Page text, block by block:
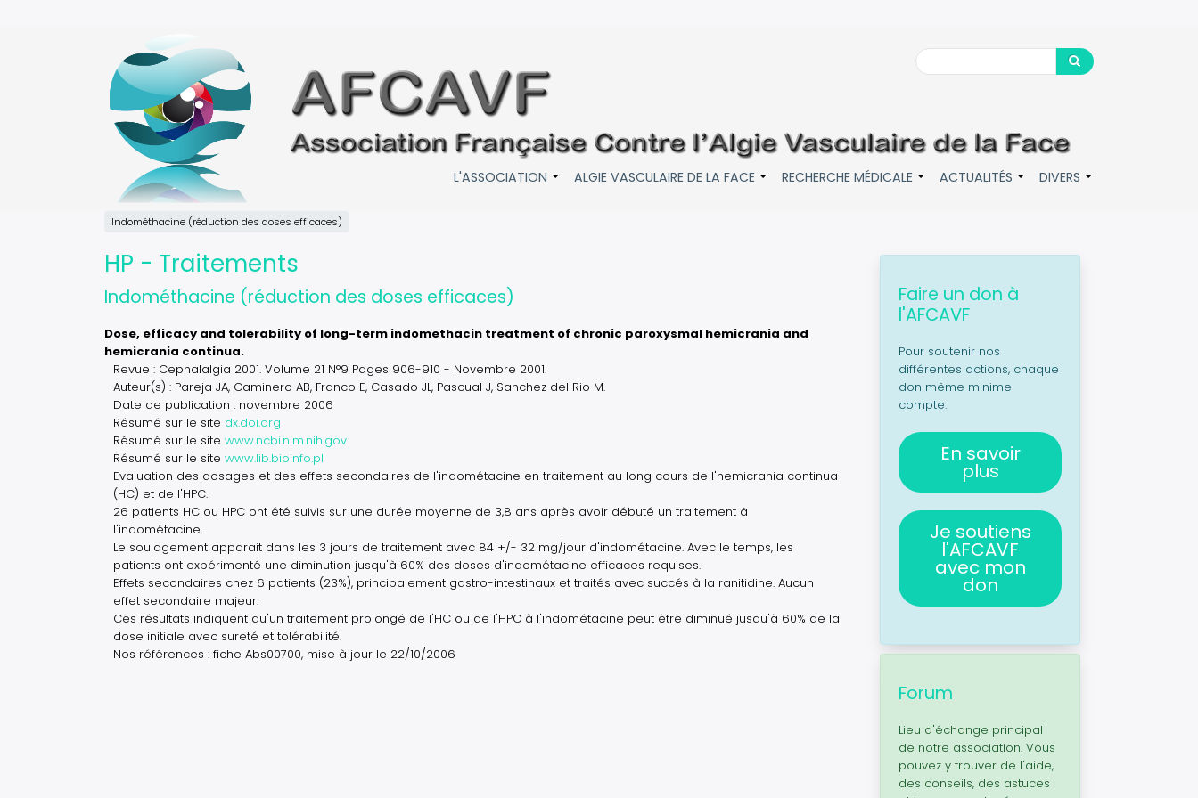
Search
Search
L'ASSOCIATION ALGIE VASCULAIRE DE LA FACE RECHERCHE MÉDICALE ACTUALITÉS DIVERS
Indométhacine (réduction des doses efficaces)
HP - Traitements
Indométhacine (réduction des doses efficaces)
Dose, efficacy and tolerability of long-term indomethacin treatment of chronic paroxysmal hemicrania and
hemicrania continua.
Revue : Cephalalgia 2001. Volume 21 N°9 Pages 906-910 - Novembre 2001.
Auteur(s) : Pareja JA, Caminero AB, Franco E, Casado JL, Pascual J, Sanchez del Rio M.
Date de publication : novembre 2006
Résumé sur le site dx.doi.org
Résumé sur le site www.ncbi.nlm.nih.gov
Résumé sur le site www.lib.bioinfo.pl
Evaluation des dosages et des effets secondaires de l'indométacine en traitement au long cours de l'hemicrania continua
(HC) et de l'HPC.
26 patients HC ou HPC ont été suivis sur une durée moyenne de 3,8 ans après avoir débuté un traitement à
l'indométacine.
Le soulagement apparait dans les 3 jours de traitement avec 84 +/- 32 mg/jour d'indométacine. Avec le temps, les
patients ont expérimenté une diminution jusqu'à 60% des doses d'indométacine efficaces requises.
Effets secondaires chez 6 patients (23%), principalement gastro-intestinaux et traités avec succés à la ranitidine. Aucun
effet secondaire majeur.
Ces résultats indiquent qu'un traitement prolongé de l'HC ou de l'HPC à l'indométacine peut être diminué jusqu'à 60% de la
dose initiale avec sureté et tolérabilité.
Nos références : fiche Abs00700, mise à jour le 22/10/2006
Faire un don à
l'AFCAVF
Pour soutenir nos
différentes actions, chaque
don même minime
compte.
En savoir
plus
Je soutiens
l'AFCAVF
avec mon
don
Forum
Lieu d'échange principal
de notre association. Vous
pouvez y trouver de l'aide,
des conseils, des astuces